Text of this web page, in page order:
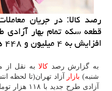
رصد كالا: در جریان
افزایش به ۴ میلیون و ۴۴۸ هزار تومان رسید.
به گزارش رصد كالابه نقل از
شنبه) بازار آزاد تهران(تا لحظه
آزادی طرح